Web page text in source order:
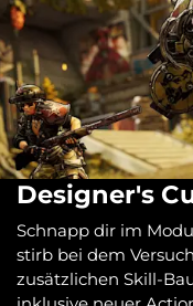
Designer's
Schnapp dir im
stirb bei dem
zusätzlichen Skill-